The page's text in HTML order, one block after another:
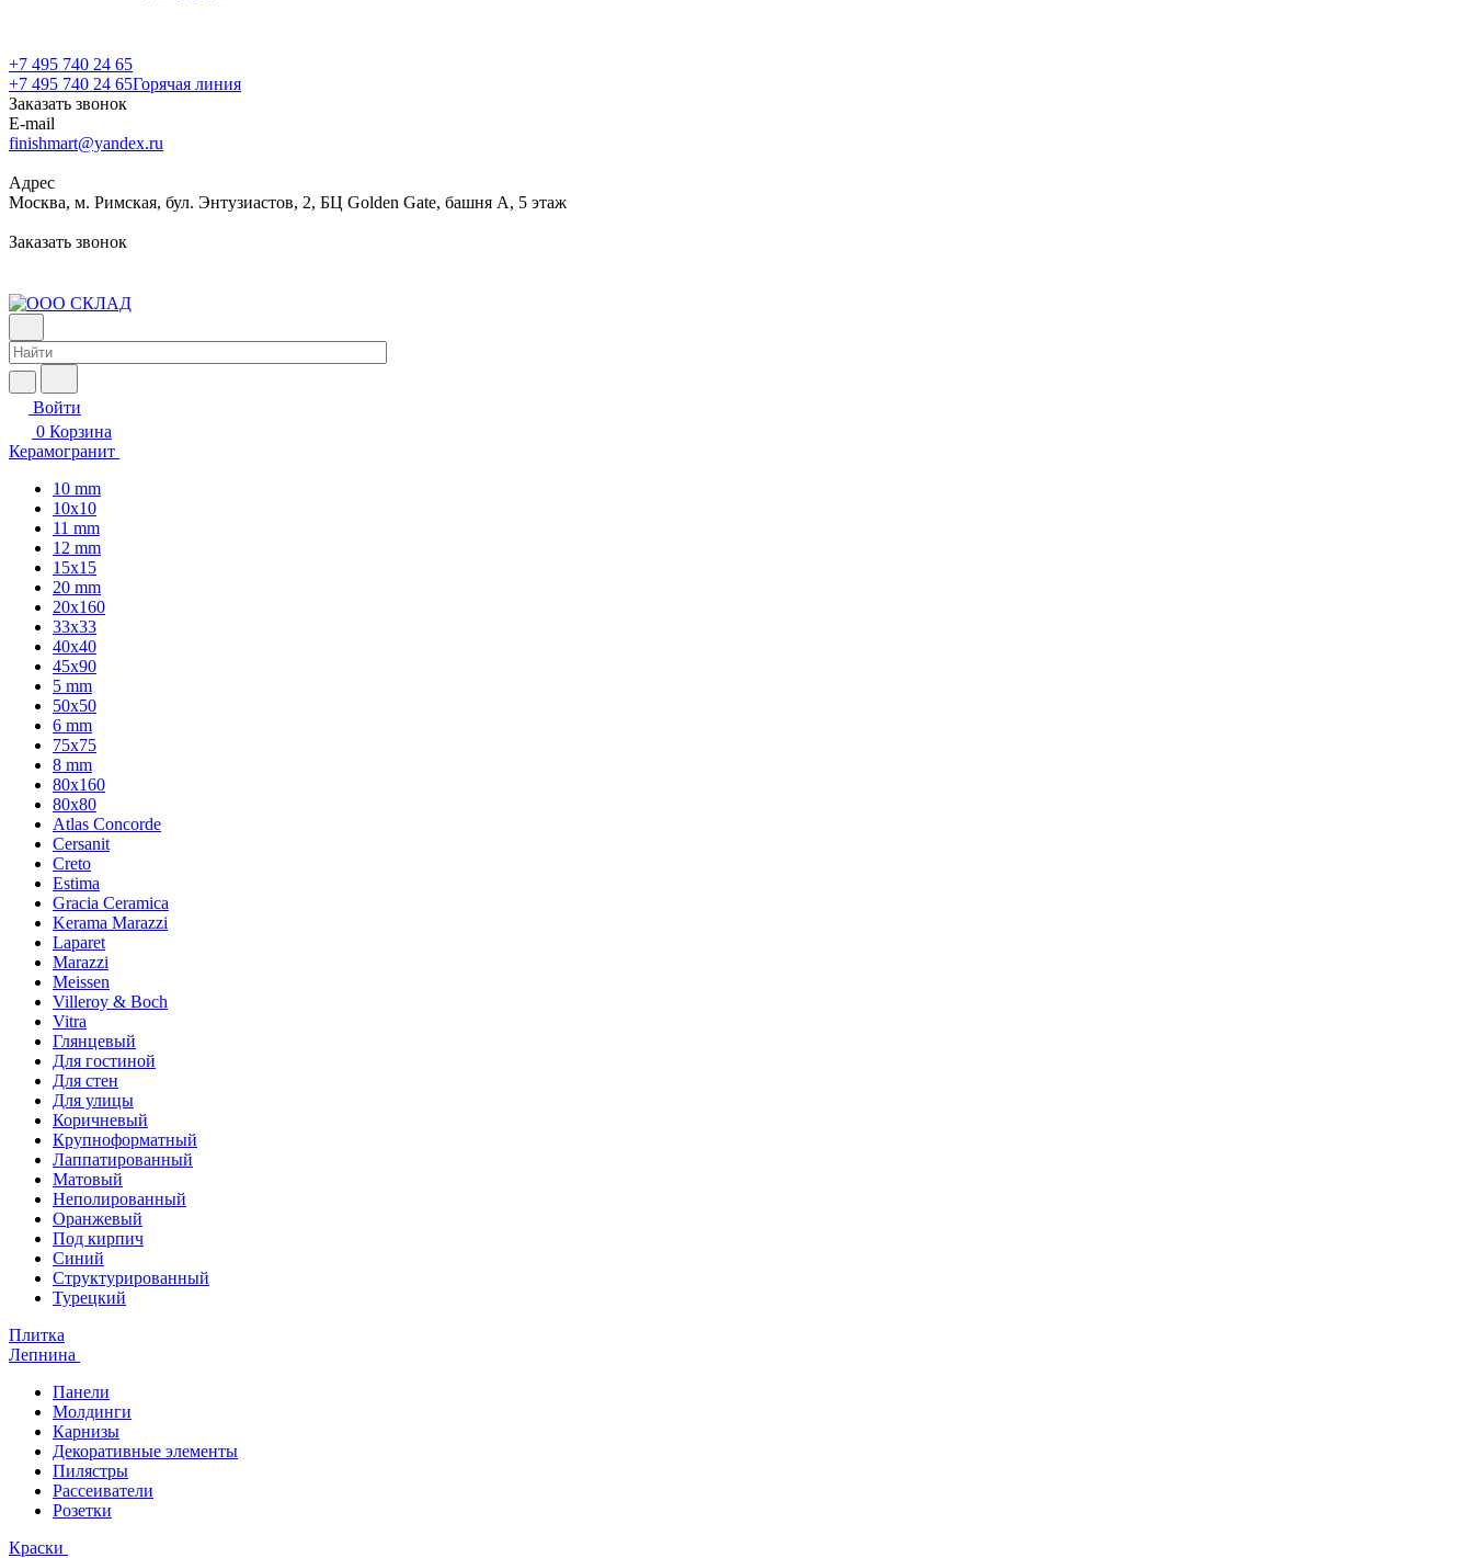
+7 495 740 24 65
+7 495 740 24 65Горячая линия
Заказать звонок
E-mail
finishmart@yandex.ru
Адрес
Москва, м. Римская, бул. Энтузиастов, 2, БЦ Golden Gate, башня А, 5 этаж
Заказать звонок
Войти
0 Корзина
Керамогранит
10 mm
10x10
11 mm
12 mm
15x15
20 mm
20х160
33x33
40х40
45x90
5 mm
50x50
6 mm
75х75
8 mm
80x160
80x80
Atlas Concorde
Cersanit
Creto
Estima
Gracia Ceramica
Kerama Marazzi
Laparet
Marazzi
Meissen
Villeroy & Boch
Vitra
Глянцевый
Для гостиной
Для стен
Для улицы
Коричневый
Крупноформатный
Лаппатированный
Матовый
Неполированный
Оранжевый
Под кирпич
Синий
Структурированный
Турецкий
Плитка
Лепнина
Панели
Молдинги
Карнизы
Декоративные элементы
Пилястры
Рассеиватели
Розетки
Краски